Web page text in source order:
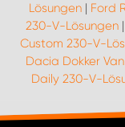
Lösungen| Ford
230-V-Lösungen|
Custom 230-V-
Dacia Dokker
Daily 230-V-